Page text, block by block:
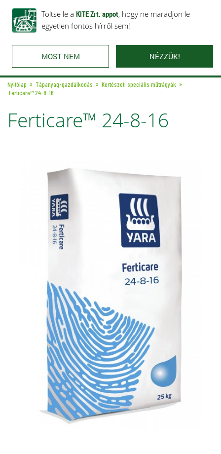
Töltse le a KITE Zrt. appot, hogy ne maradjon le
egyetlen fontos hírről sem!
MOST NEM NÉZZÜK!
Rólunk Ajánlataink Karrier Kapcsolat
Nyitólap Tápanyag-gazdálkodás
Kertészeti speciális műtrágyák
Ferticare™ 24-8-16
Ferticare™ 24-8-16